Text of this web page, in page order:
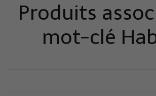
Produits
mot-clé